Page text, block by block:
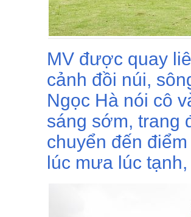
MV được quay
cảnh đồi núi,
Ngọc Hà nói cô
sáng sớm, trang
chuyển đến
lúc mưa lúc